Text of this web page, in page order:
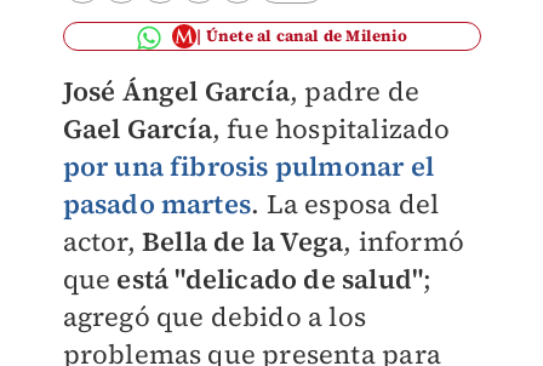
Únete al canal de Milenio
José Ángel García, padre de
Gael García, fue hospitalizado
por una fibrosis pulmonar el
pasado martes. La esposa del
actor, Bella de la Vega, informó
que está "delicado de salud";
agregó que debido a los
problemas que presenta para